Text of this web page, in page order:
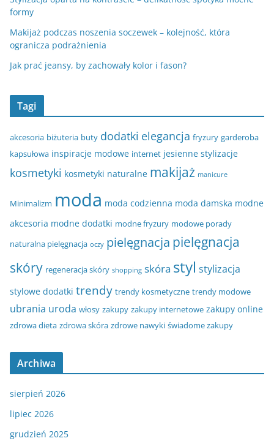
formy
Makijaż podczas noszenia soczewek – kolejność, która
ogranicza podrażnienia
Jak prać jeansy, by zachowały kolor i fason?
Tagi
akcesoria biżuteria buty dodatki elegancja fryzury garderoba
kapsułowa inspiracje modowe internet jesienne stylizacje
kosmetyki kosmetyki naturalne makijaż manicure
Minimalizm moda moda codzienna moda damska modne
akcesoria modne dodatki modne fryzury modowe porady
naturalna pielęgnacja oczy pielęgnacja pielęgnacja
skóry regeneracja skóry shopping skóra styl stylizacja
stylowe dodatki trendy trendy kosmetyczne trendy modowe
ubrania uroda włosy zakupy zakupy internetowe zakupy online
zdrowa dieta zdrowa skóra zdrowe nawyki świadome zakupy
Archiwa
sierpień 2026
lipiec 2026
grudzień 2025